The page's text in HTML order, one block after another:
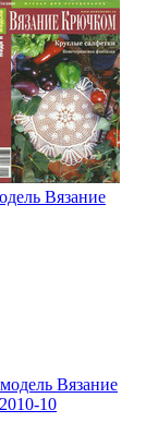
Вязание
Вязание
10